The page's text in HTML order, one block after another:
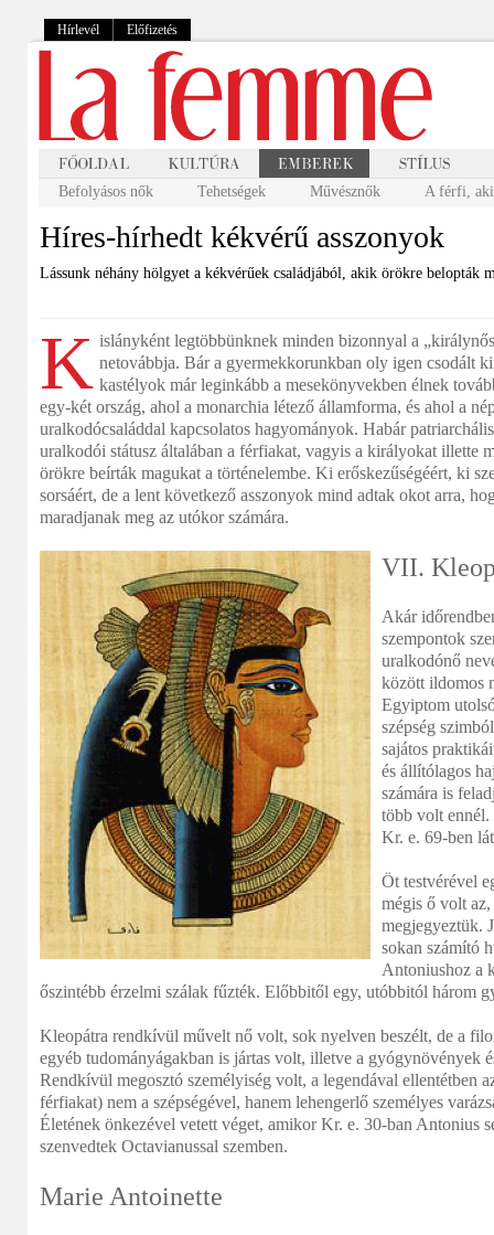
Hírlevél Előfizetés
Befolyásos nők Tehetségek Művésznők A férfi, aki
Híres-hírhedt kékvérű asszonyok
Lássunk néhány hölgyet a kékvérűek családjából, akik örökre belopták
K islányként legtöbbünknek minden bizonnyal a
netovábbja. Bár a gyermekkorunkban oly igen csodált
kastélyok már leginkább a mesekönyvekben élnek
egy-két ország, ahol a monarchia létező államforma, és ahol a
uralkodócsaláddal kapcsolatos hagyományok. Habár
uralkodói státusz általában a férfiakat, vagyis a királyokat illette
örökre beírták magukat a történelembe. Ki erőskezűségéért, ki
sorsáért, de a lent következő asszonyok mind adtak okot arra,
maradjanak meg az utókor számára.
VII.
Akár
szempontok
uralkodónő
között ildomos
Egyiptom
szépség
sajátos
és állítólagos
számára is
több volt
Kr. e. 69-ben
Öt testvérével
mégis ő volt
megjegyeztük.
sokan számító
Antoniushoz a
őszintébb érzelmi szálak fűzték. Előbbitől egy, utóbbitól három
Kleopátra rendkívül művelt nő volt, sok nyelven beszélt, de a
egyéb tudományágakban is jártas volt, illetve a gyógynövények
Rendkívül megosztó személyiség volt, a legendával ellentétben
férfiakat) nem a szépségével, hanem lehengerlő személyes
Életének önkezével vetett véget, amikor Kr. e. 30-ban Antonius
szenvedtek Octavianussal szemben.
Marie Antoinette